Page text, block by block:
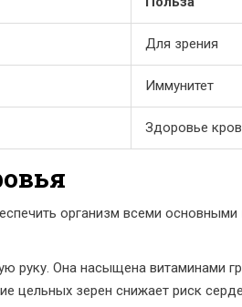
Для зрения
Иммунитет
Здоровье
организм всеми основными
руку. Она насыщена витаминами
цельных зерен снижает риск